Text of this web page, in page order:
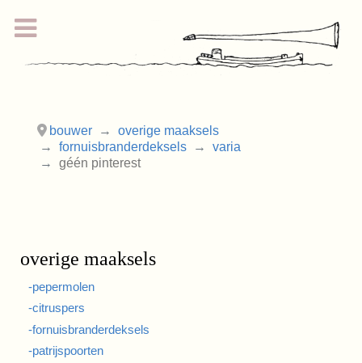
bouwer
overige maaksels
fornuisbranderdeksels
varia
géén pinterest
overige maaksels
-pepermolen
-citruspers
-fornuisbranderdeksels
-patrijspoorten